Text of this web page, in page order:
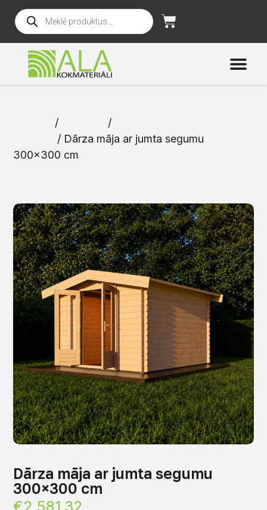
/ /
/ Dārza māja ar jumta segumu
300×300 cm
Dārza māja ar jumta segumu
300×300 cm
€2,581.32